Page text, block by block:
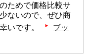
ためで価格比較サ
ないので、ぜひ商
いです。
ブッ